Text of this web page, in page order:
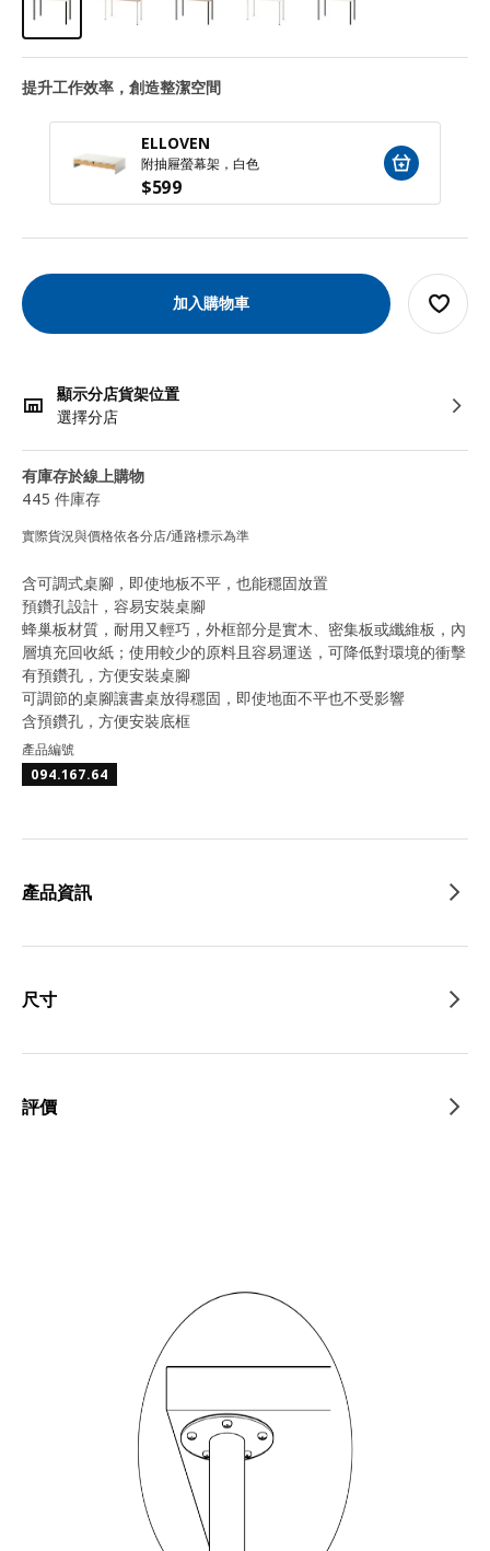
提升工作效率，創造整潔空間
ELLOVEN
附抽屜螢幕架，白色
$599
加入購物車
顯示分店貨架位置
選擇分店
有庫存於線上購物
445 件庫存
實際貨況與價格依各分店/通路標示為準
含可調式桌腳，即使地板不平，也能穩固放置
預鑽孔設計，容易安裝桌腳
蜂巢板材質，耐用又輕巧，外框部分是實木、密集板或纖維板，內
層填充回收紙；使用較少的原料且容易運送，可降低對環境的衝擊
有預鑽孔，方便安裝桌腳
可調節的桌腳讓書桌放得穩固，即使地面不平也不受影響
含預鑽孔，方便安裝底框
產品編號
094.167.64
產品資訊
尺寸
評價